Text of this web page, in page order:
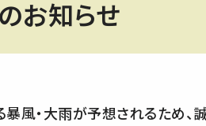
お知らせ
風・大雨が予想されるため、